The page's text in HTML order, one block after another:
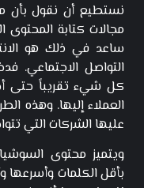
نستطيع أن نقول بأن
مجالات كتابة المحتوى
ساعد في ذلك هو
التواصل الاجتماعي.
كل شيء تقريباً حتى
العملاء إليها. وهذه
عليها الشركات التي
ويتميز محتوى
بأقل الكلمات وأسرعها